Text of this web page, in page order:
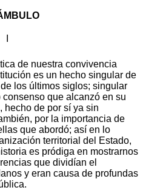
de nuestra convivencia
es un hecho singular de
los últimos siglos; singular
que alcanzó en su
hecho de por sí ya sin
por la importancia de
que abordó; así en lo
territorial del Estado,
es pródiga en mostrarnos
que dividían el
y eran causa de profundas